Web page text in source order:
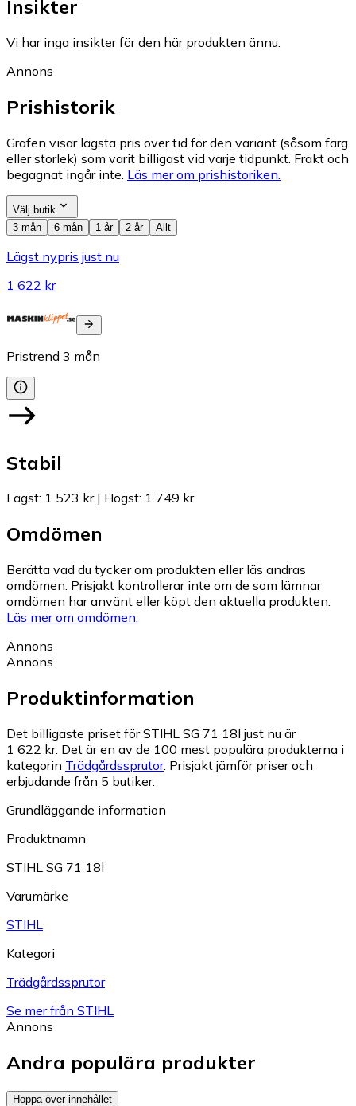
Insikter
Vi har inga insikter för den här produkten ännu.
Annons
Prishistorik
Grafen visar lägsta pris över tid för den variant (såsom färg
eller storlek) som varit billigast vid varje tidpunkt. Frakt och
begagnat ingår inte. Läs mer om prishistoriken.
Välj butik
3 mån
6 mån 1 år 2 år Allt
Lägst nypris just nu
1 622 kr
Pristrend 3 mån
Stabil
Lägst: 1 523 kr| Högst: 1 749 kr
Omdömen
Berätta vad du tycker om produkten eller läs andras
omdömen. Prisjakt kontrollerar inte om de som lämnar
omdömen har använt eller köpt den aktuella produkten.
Läs mer om omdömen.
Annons
Annons
Produktinformation
Det billigaste priset för STIHL SG 71 18l just nu är
1 622 kr. Det är en av de 100 mest populära produkterna i
kategorin Trädgårdssprutor. Prisjakt jämför priser och
erbjudande från 5 butiker.
Grundläggande information
Produktnamn
STIHL SG 71 18l
Varumärke
STIHL
Kategori
Trädgårdssprutor
Se mer från STIHL
Annons
Andra populära produkter
Hoppa över innehållet